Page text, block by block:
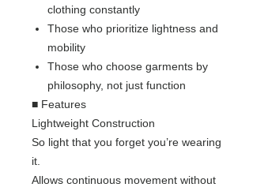
clothing constantly
Those who prioritize lightness and
mobility
Those who choose garments by
philosophy, not just function
■ Features
Lightweight Construction
So light that you forget you’re wearing
it.
Allows continuous movement without